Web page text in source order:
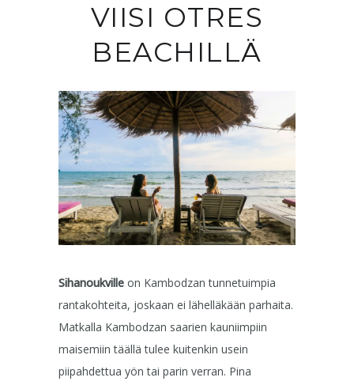
VIISI OTRES
BEACHILLÄ
Sihanoukville on Kambodzan tunnetuimpia
rantakohteita, joskaan ei lähelläkään parhaita.
Matkalla Kambodzan saarien kauniimpiin
maisemiin täällä tulee kuitenkin usein
piipahdettua yön tai parin verran. Pina